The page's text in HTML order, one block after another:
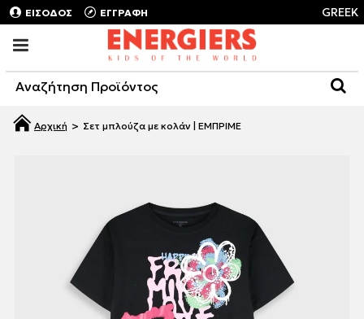
ΕΙΣΟΔΟΣ ΕΓΓΡΑΦΗ GREEK
Σετ μπλούζα με κολάν | ΕΜΠΡΙΜΕ